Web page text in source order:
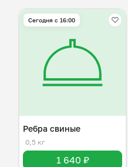
Сегодня с 16:00
Ребра свиные
0,5 кг
1 640 ₽